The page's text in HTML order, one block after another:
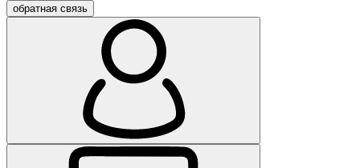
обратная связь